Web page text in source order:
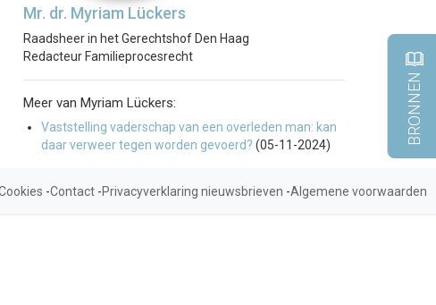
Mr. dr. Myriam Lückers
Raadsheer in het Gerechtshof Den Haag
Redacteur Familieprocesrecht
Meer van Myriam Lückers:
Vaststelling vaderschap van een overleden man: kan
daar verweer tegen worden gevoerd? (05-11-2024) BRONNEN
-Contact -Privacyverklaring nieuwsbrieven -Algemene voorwaarden